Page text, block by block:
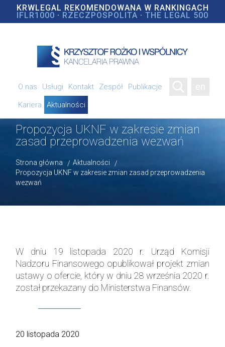
KRWLEGAL REKOMENDOWANA W RANKINGACH
IFLR1000 · RZECZPOSPOLITA · THE LEGAL 500
O nas Usługi Kontakt Zespół
Publikacje
Kariera
Aktualności
Propozycja UKNF w zakresie zmian
zasad przeprowadzenia wezwań
Strona główna
Aktualności
Propozycja UKNF w zakresie zmian zasad przeprowadzenia
wezwań
W dniu 19 listopada 2020 r. Urząd Komisji
Nadzoru Finansowego opublikował projekt zmian
ustawy o ofercie, który w dniu 28 września 2020 r.
został przekazany do Ministerstwa Finansów.
20 listopada 2020